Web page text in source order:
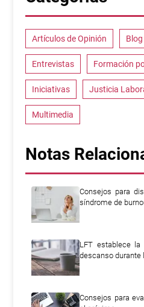
Artículos de Opinión Blog
Entrevistas Formación
Iniciativas Justicia
Multimedia
Notas
Consejos para
síndrome de
LFT establece
descanso durante
Consejos para